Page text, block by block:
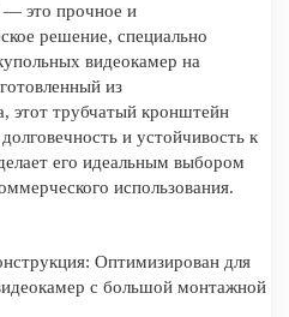
это прочное и
решение, специально
видеокамер на
из
этот трубчатый кронштейн
и устойчивость к
его идеальным выбором
использования.
Оптимизирован для
с большой монтажной